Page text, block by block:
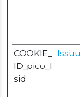
COOKIE_
ID_pico_l
sid
Issuu